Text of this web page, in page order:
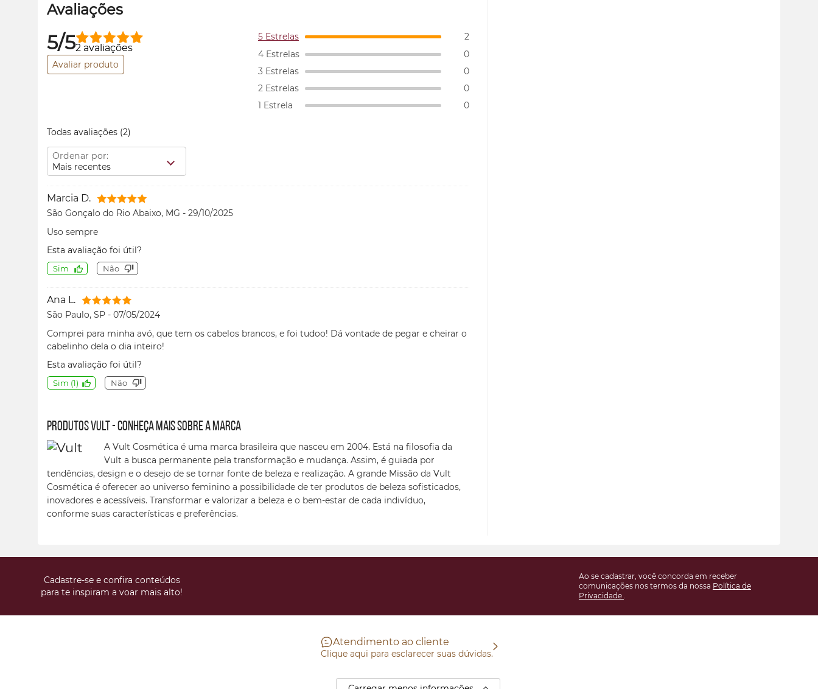
Avaliações
5/52 avaliações
Avaliar produto
5 Estrelas
2
4 Estrelas
0
3 Estrelas
0
2 Estrelas
0
1 Estrela
0
Todas avaliações (2)
Ordenar por:
Mais recentes
Marcia D.
São Gonçalo do Rio Abaixo, MG - 29/10/2025
Uso sempre
Esta avaliação foi útil?
Sim Não
Ana L.
São Paulo, SP - 07/05/2024
Comprei para minha avó, que tem os cabelos brancos, e foi tudoo! Dá vontade de pegar e cheirar o
cabelinho dela o dia inteiro!
Esta avaliação foi útil?
Sim (1) Não
Produtos Vult - conheça mais sobre a marca
A Vult Cosmética é uma marca brasileira que nasceu em 2004. Está na filosofia da
Vult a busca permanente pela transformação e mudança. Assim, é guiada por
tendências, design e o desejo de se tornar fonte de beleza e realização. A grande Missão da Vult
Cosmética é oferecer ao universo feminino a possibilidade de ter produtos de beleza sofisticados,
inovadores e acessíveis. Transformar e valorizar a beleza e o bem-estar de cada indivíduo,
conforme suas características e preferências.
Cadastre-se e confira conteúdos
para te inspiram a voar mais alto!
Ao se cadastrar, você concorda em receber
comunicações nos termos da nossa Política de
Privacidade .
Atendimento ao cliente
Clique aqui para esclarecer suas dúvidas.